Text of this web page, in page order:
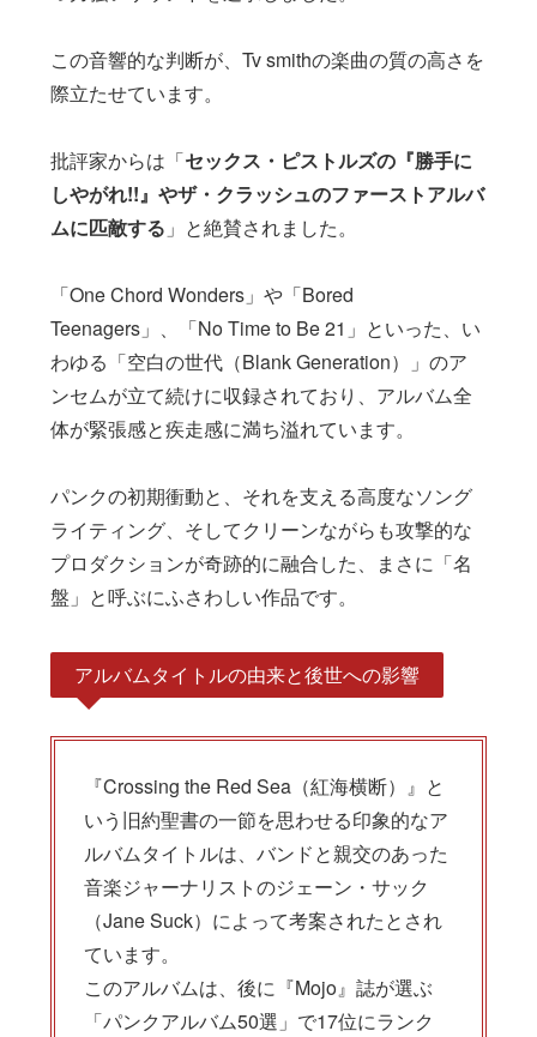
この音響的な判断が、Tv smithの楽曲の質の高さを
際立たせています。
批評家からは「セックス・ピストルズの『勝手に
しやがれ!!』やザ・クラッシュのファーストアルバ
ムに匹敵する 」と絶賛されました。
「One Chord Wonders」や「Bored
Teenagers」、「No Time to Be 21」といった、い
わゆる「空白の世代（Blank Generation）」のア
ンセムが立て続けに収録されており、アルバム全
体が緊張感と疾走感に満ち溢れています。
パンクの初期衝動と、それを支える高度なソング
ライティング、そしてクリーンながらも攻撃的な
プロダクションが奇跡的に融合した、まさに「名
盤」と呼ぶにふさわしい作品です。
アルバムタイトルの由来と後世への影響
『Crossing the Red Sea（紅海横断）』と
いう旧約聖書の一節を思わせる印象的なア
ルバムタイトルは、バンドと親交のあった
音楽ジャーナリストのジェーン・サック
（Jane Suck）によって考案されたとされ
ています。
このアルバムは、後に『Mojo』誌が選ぶ
「パンクアルバム50選」で17位にランク